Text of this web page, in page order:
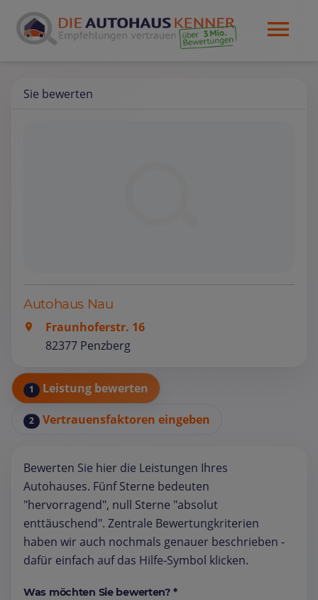
Sie bewerten
Autohaus Nau
Fraunhoferstr. 16
82377 Penzberg
1 Leistung bewerten
2 Vertrauensfaktoren eingeben
Bewerten Sie hier die Leistungen Ihres
Autohauses. Fünf Sterne bedeuten
"hervorragend", null Sterne "absolut
enttäuschend". Zentrale Bewertungkriterien
haben wir auch nochmals genauer beschrieben -
dafür einfach auf das Hilfe-Symbol klicken.
Was möchten Sie bewerten? *